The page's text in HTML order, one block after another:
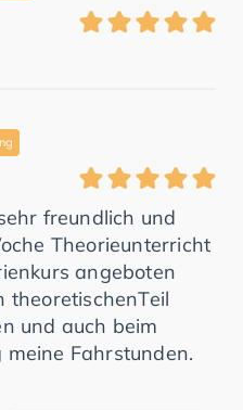
freundlich und
Theorieunterricht
angeboten
theoretischenTeil
und auch beim
Fahrstunden.